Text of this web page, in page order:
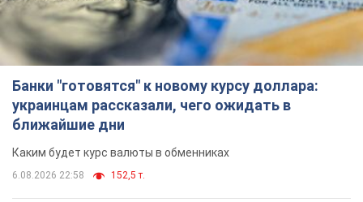
Банки "готовятся" к новому курсу доллара:
украинцам рассказали, чего ожидать в
ближайшие дни
Каким будет курс валюты в обменниках
6.08.2026 22:58 152,5 т.